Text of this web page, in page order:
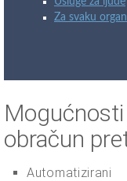
Za svaku
obračun